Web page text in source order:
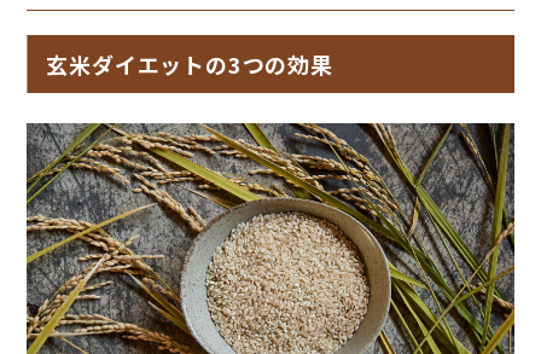
玄米ダイエットの3つの効果